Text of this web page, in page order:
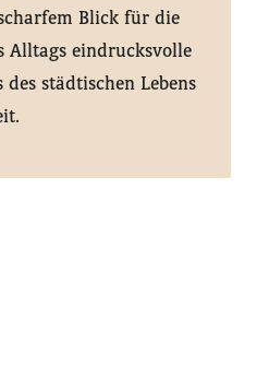
Blick für die
Alltags eindrucksvolle
städtischen Lebens